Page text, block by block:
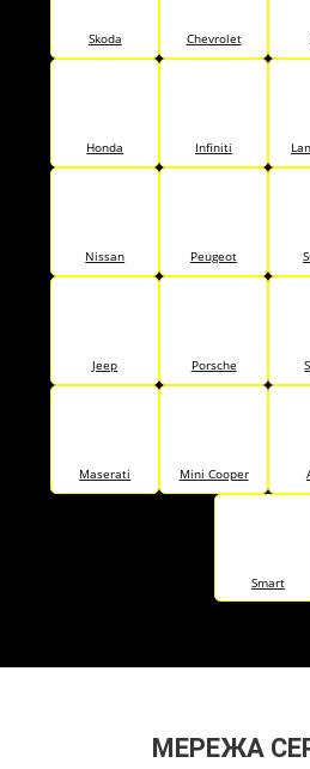
Skoda Chevrolet
Honda Infiniti
Nissan Peugeot
Jeep Porsche
Maserati Mini Cooper
Smart
МЕРЕЖА